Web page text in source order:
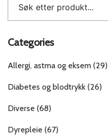
Categories
Allergi, astma og eksem (29)
Diabetes og blodtrykk (26)
Diverse (68)
Dyrepleie (67)